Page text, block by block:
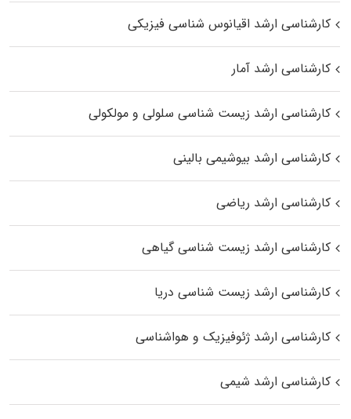
کارشناسی ارشد اقیانوس‌ شناسی فیزیکی
کارشناسی ارشد آمار
کارشناسی ارشد زیست شناسی سلولی و مولکولی
کارشناسی ارشد بیوشیمی بالینی
کارشناسی ارشد ریاضی
کارشناسی ارشد زیست‌ شناسی گیاهی
کارشناسی ارشد زیست‌ شناسی دریا
کارشناسی ارشد ژئوفیزیک و هواشناسی
کارشناسی ارشد شیمی